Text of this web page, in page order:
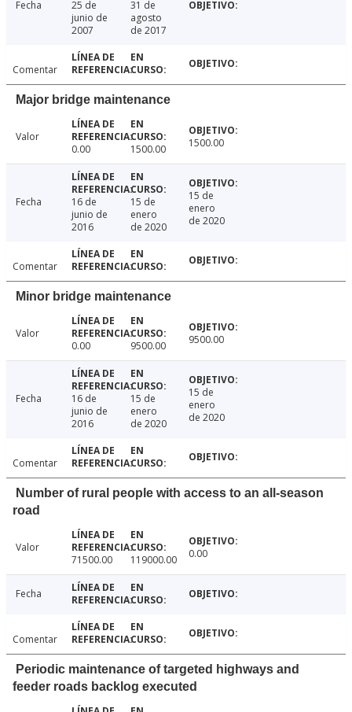
Fecha
25 de
junio de
2007
31 de
agosto
de 2017
Comentar
Major bridge maintenance
Valor
0.00
1500.00 1500.00
Fecha
16 de
junio de
2016
15 de
enero
de 2020
15 de
enero
de 2020
Comentar
Minor bridge maintenance
Valor
0.00
9500.00 9500.00
Fecha
16 de
junio de
2016
15 de
enero
de 2020
15 de
enero
de 2020
Comentar
Number of rural people with access to an all-season
road
Valor
71500.00
119000.00 0.00
Fecha
Comentar
Periodic maintenance of targeted highways and
feeder roads backlog executed